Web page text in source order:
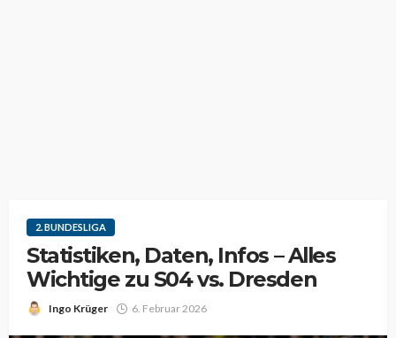
2. BUNDESLIGA
Statistiken, Daten, Infos – Alles
Wichtige zu S04 vs. Dresden
Ingo Krüger 6. Februar 2026